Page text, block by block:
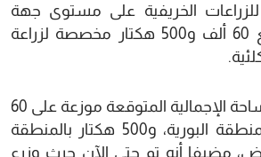
للزراعات الخريفية على مستوى جهة
كلميم- وادنون، تبلغ 60 ألف و500 هكتار مخصصة لزراعة
وأوضح أن هذه المساحة الإجمالية المتوقعة موزعة على 60
ألف هكتار للزرع بالمنطقة البورية، و500 هكتار بالمنطقة
مضيفا أنه تم حتى الآن حرث وزرع